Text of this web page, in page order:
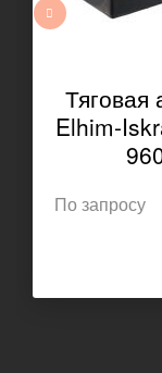
Тяговая
Elhim-
По запросу